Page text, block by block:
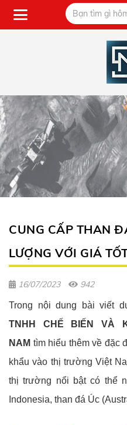
CUNG CẤP THAN
LƯỢNG VỚI GIÁ
16/07/2023 942
Trong nội dung bài viết
TNHH CHẾ BIẾN VÀ
NAM tìm hiểu thêm về đặc
khẩu vào thị trường Việt
thị trường nổi bật có thể
Indonesia, than đá Úc